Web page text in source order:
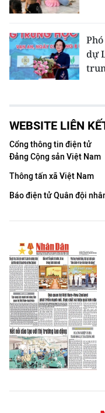
dự
WEBSITE LIÊN
Cổng thông tin điện tử
Đảng Cộng sản Việt Nam
Thông tấn xã Việt Nam
Báo điện tử Quân đội